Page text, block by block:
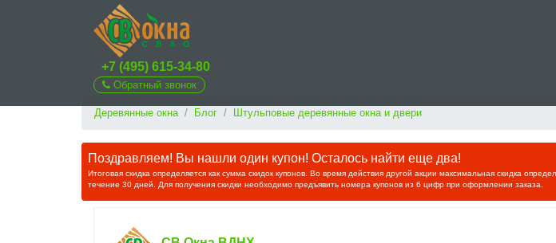
+7 (495) 615-34-80
Обратный звонок
Деревянные окна Блог Штульповые деревянные окна и двери
Поздравляем! Вы нашли один купон! Осталось найти еще два!
Итоговая скидка определяется как сумма скидок купонов. Во время действия другой акции максимальная скидка
течение 30 дней. Для получения скидки необходимо предъявить номера купонов из 6 цифр при оформлении заказа.